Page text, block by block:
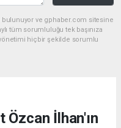
bulunuyor ve gphaber.com sitesine
tüm sorumluluğu tek başınıza
hiçbir şekilde sorumlu
Özcan İlhan'ın